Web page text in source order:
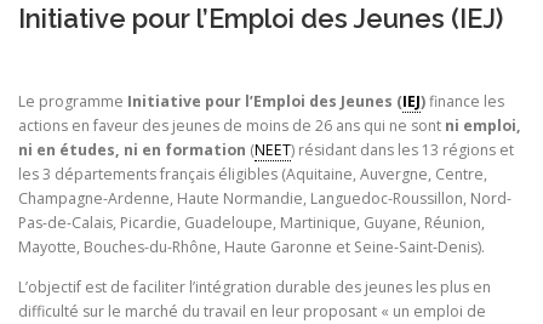
JE SUIS BÉNÉFICIAIRE
RESSOURCES DOCUMENTAIRES ZOOM EUROPE
SIGNALER UNE FRAUDE
Initiative pour l’Emploi des Jeunes (IEJ)
Le programme Initiative pour l’Emploi des Jeunes (IEJ)finance les
actions en faveur des jeunes de moins de 26 ans qui ne sont ni emploi,
ni en études, ni en formation (NEET) résidant dans les 13 régions et
les 3 départements français éligibles (Aquitaine, Auvergne, Centre,
Champagne-Ardenne, Haute Normandie, Languedoc-Roussillon, Nord-
Pas-de-Calais, Picardie, Guadeloupe, Martinique, Guyane, Réunion,
Mayotte, Bouches-du-Rhône, Haute Garonne et Seine-Saint-Denis).
L’objectif est de faciliter l’intégration durable des jeunes les plus en
difficulté sur le marché du travail en leur proposant « un emploi de